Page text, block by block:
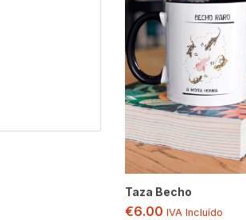
Taza Becho
€6.00 IVA Incluído